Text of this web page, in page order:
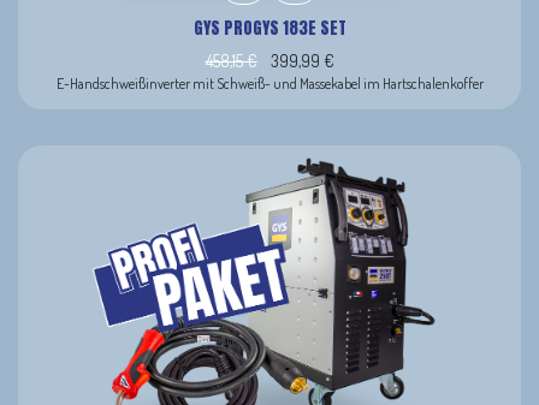
GYS PROGYS 183E SET
458,15€ 399,99 €
E-Handschweißinverter mit Schweiß- und Massekabel im Hartschalenkoffer